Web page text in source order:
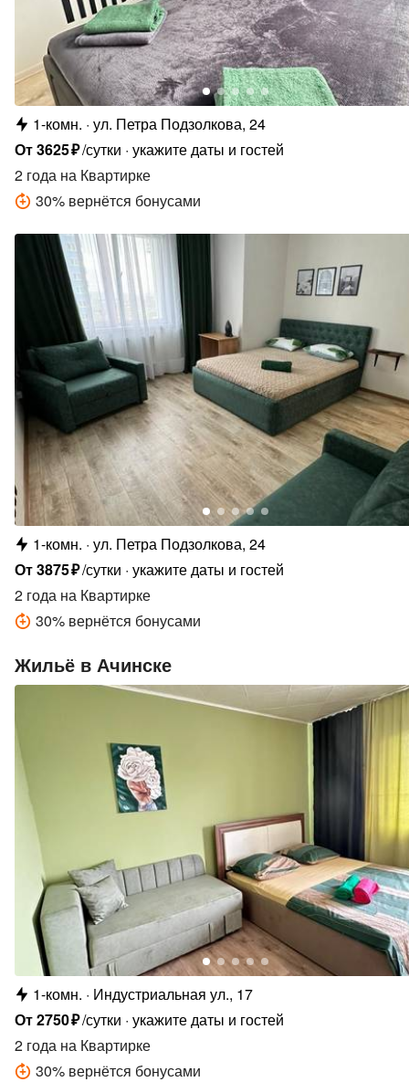
1-комн. ул. Петра Подзолкова, 24
От3625₽/сутки укажите даты и гостей
2 года на Квартирке
30% вернётся бонусами
1-комн. ул. Петра Подзолкова, 24
От3875₽/сутки укажите даты и гостей
2 года на Квартирке
30% вернётся бонусами
Жильё в Ачинске
1-комн.
Индустриальная ул., 17
От2750₽/сутки укажите даты и гостей
2 года на Квартирке
30% вернётся бонусами